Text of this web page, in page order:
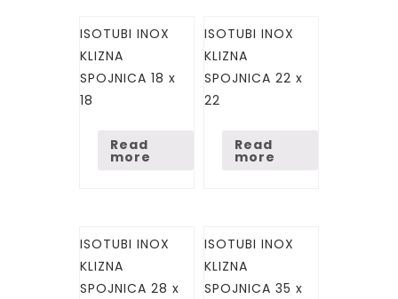
ISOTUBI INOX
KLIZNA
SPOJNICA 18 x
18
Read
more
ISOTUBI INOX
KLIZNA
SPOJNICA 22 x
22
Read
more
ISOTUBI INOX
KLIZNA
SPOJNICA 28 x
ISOTUBI INOX
KLIZNA
SPOJNICA 35 x